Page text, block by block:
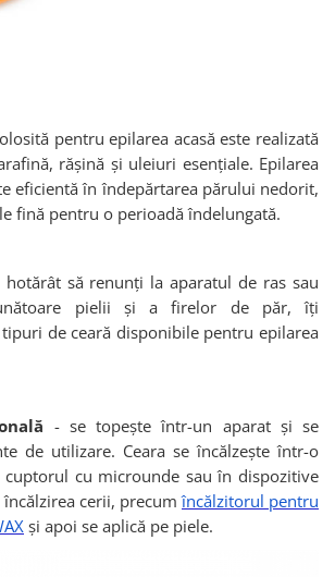
pentru epilarea acasă este realizată
rășină și uleiuri esențiale. Epilarea
eficientă în îndepărtarea părului nedorit,
fină pentru o perioadă îndelungată.
hotărât să renunți la aparatul de ras sau
pielii și a firelor de păr, îți
de ceară disponibile pentru epilarea
- se topește într-un aparat și se
de utilizare. Ceara se încălzește într-o
cuptorul cu microunde sau în dispozitive
încălzirea cerii, precumîncălzitorul pentru
și apoi se aplică pe piele.